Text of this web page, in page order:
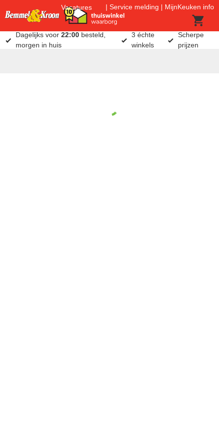
Vacatures Service melding MijnKeuken info
Dagelijks voor22:00 besteld,
morgen in huis
3 échte
winkels
Scherpe
prijzen